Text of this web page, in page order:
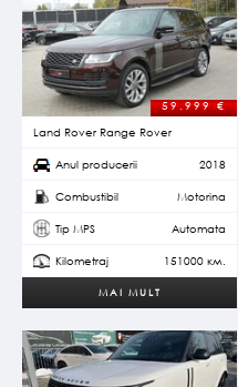
59.999 €
Land Rover Range Rover
Anul producerii 2018
Combustibil Motorina
Tip MPS Automata
Kilometraj 151000 км.
MAI MULT